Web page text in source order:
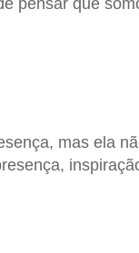
mas ela